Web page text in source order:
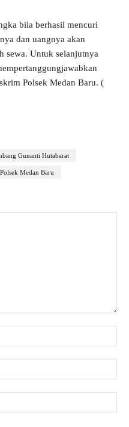
bila berhasil mencuri
dan uangnya akan
sewa. Untuk selanjutnya
Polsek Medan Baru. (
Gunanti Hutabarat
Polsek Medan Baru